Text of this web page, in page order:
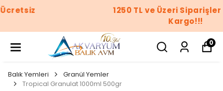
1250 TL ve Üzeri Siparişler Ücretsiz
0
Balık Yemleri
Granül Yemler
Tropical Granulat 1000ml 500gr